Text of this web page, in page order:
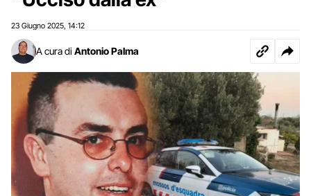
23 Giugno 2025 14:12
A cura di Antonio Palma